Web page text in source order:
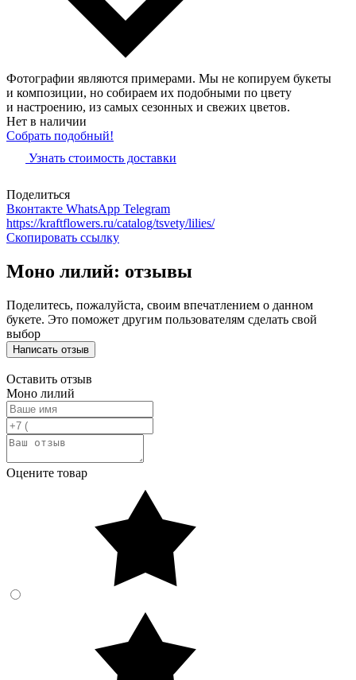
Фотографии являются примерами. Мы не копируем букеты
и композиции, но собираем их подобными по цвету
и настроению, из самых сезонных и свежих цветов.
Нет в наличии
Собрать подобный!
Узнать стоимость доставки
Поделиться
Вконтакте WhatsApp Telegram
https://kraftflowers.ru/catalog/tsvety/lilies/
Скопировать ссылку
Моно лилий: отзывы
Поделитесь, пожалуйста, своим впечатлением о данном
букете. Это поможет другим пользователям сделать свой
выбор
Написать отзыв
Оставить отзыв
Моно лилий
Оцените товар